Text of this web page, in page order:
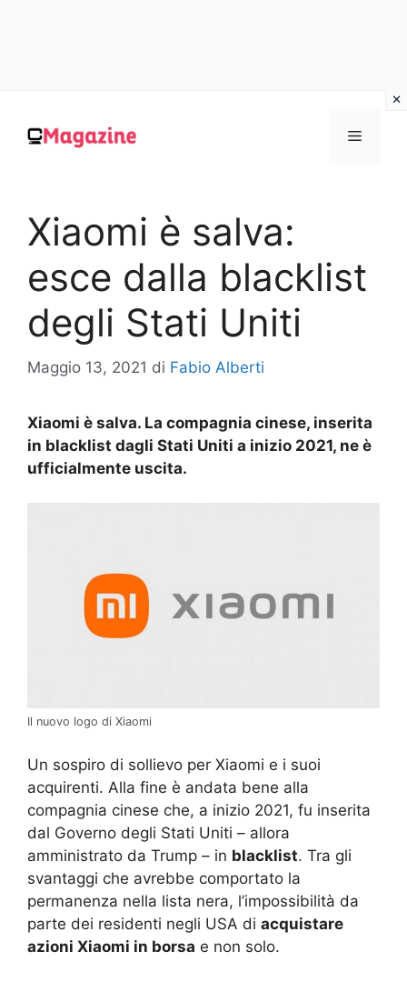
contenuto
MENU
Xiaomi è salva:
esce dalla blacklist
degli Stati Uniti
Maggio 13, 2021 di Fabio Alberti
Xiaomi è salva. La compagnia cinese, inserita
in blacklist dagli Stati Uniti a inizio 2021, ne è
ufficialmente uscita.
Il nuovo logo di Xiaomi
Un sospiro di sollievo per Xiaomi e i suoi
acquirenti. Alla fine è andata bene alla
compagnia cinese che, a inizio 2021, fu inserita
dal Governo degli Stati Uniti – allora
amministrato da Trump – in blacklist. Tra gli
svantaggi che avrebbe comportato la
permanenza nella lista nera, l’impossibilità da
parte dei residenti negli USA di acquistare
azioni Xiaomi in borsa e non solo.